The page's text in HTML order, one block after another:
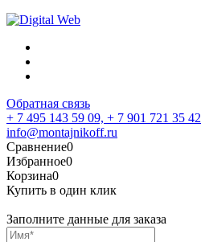
Обратная связь
+ 7 495 143 59 09, + 7 901 721 35 42
info@montajnikoff.ru
Сравнение0
Избранное0
Корзина0
Купить в один клик
Заполните данные для заказа